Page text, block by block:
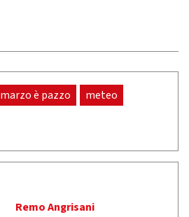
marzo è pazzo meteo
Remo Angrisani